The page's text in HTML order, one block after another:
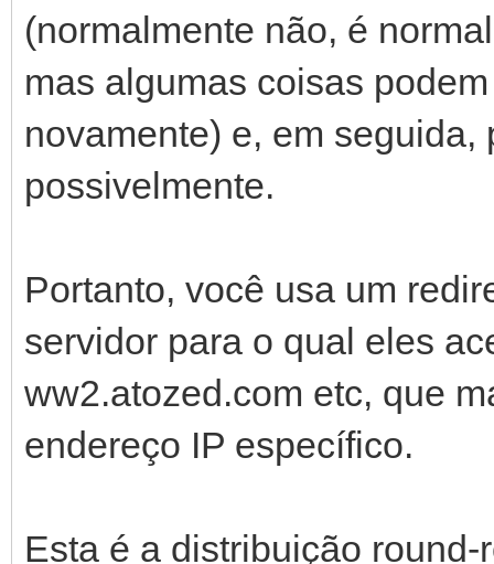
(normalmente não, é
mas algumas coisas
novamente) e, em
possivelmente.
Portanto, você usa um
servidor para o qual eles
ww2.atozed.com etc, que
endereço IP específico.
Esta é a distribuição